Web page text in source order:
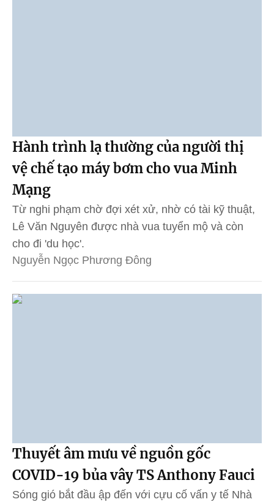
Hành trình lạ thường của người thị
vệ chế tạo máy bơm cho vua Minh
Mạng
Từ nghi phạm chờ đợi xét xử, nhờ có tài kỹ thuật,
Lê Văn Nguyên được nhà vua tuyển mộ và còn
cho đi 'du học'.
Nguyễn Ngọc Phương Đông
Thuyết âm mưu về nguồn gốc
COVID-19 bủa vây TS Anthony Fauci
Sóng gió bắt đầu ập đến với cựu cố vấn y tế Nhà